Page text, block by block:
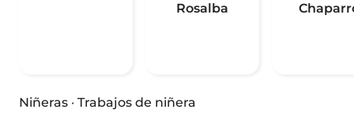
Rosalba
Niñeras · Trabajos de niñera